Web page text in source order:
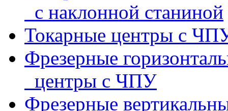
с наклонной станиной
Токарные центры с
Фрезерные
центры с ЧПУ
Фрезерные